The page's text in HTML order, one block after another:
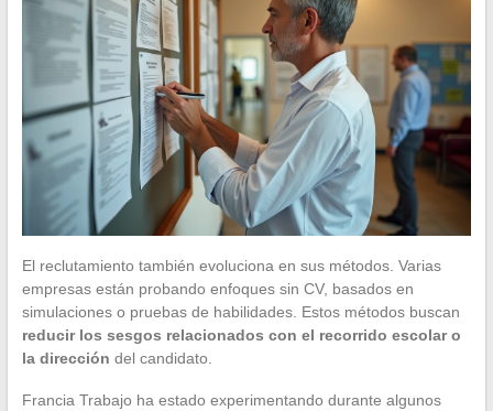
El reclutamiento también evoluciona en sus métodos. Varias
empresas están probando enfoques sin CV, basados en
simulaciones o pruebas de habilidades. Estos métodos buscan
reducir los sesgos relacionados con el recorrido escolar o
la dirección del candidato.
Francia Trabajo ha estado experimentando durante algunos